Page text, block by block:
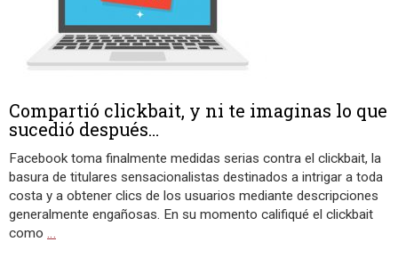
Compartió clickbait, y ni te imaginas lo que
sucedió después…
Facebook toma finalmente medidas serias contra el clickbait, la
basura de titulares sensacionalistas destinados a intrigar a toda
costa y a obtener clics de los usuarios mediante descripciones
generalmente engañosas. En su momento califiqué el clickbait
como …